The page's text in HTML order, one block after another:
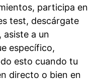
participa en
test, descárgate
asiste a un
específico,
esto cuando tu
directo o bien en